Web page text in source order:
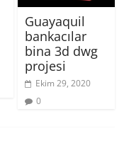
Guayaquil
bankacılar
bina 3d dwg
projesi
Ekim 29, 2020
0